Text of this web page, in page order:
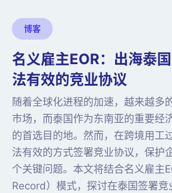
博客
名义雇主EOR：出海泰
法有效的竞业协议
随着全球化进程的加速，越来越多
市场，而泰国作为东南亚的重要经
的首选目的地。然而，在跨境用工
法有效的方式签署竞业协议，保护
个关键问题。本文将结合名义雇主
Record）模式，探讨在泰国签署竞